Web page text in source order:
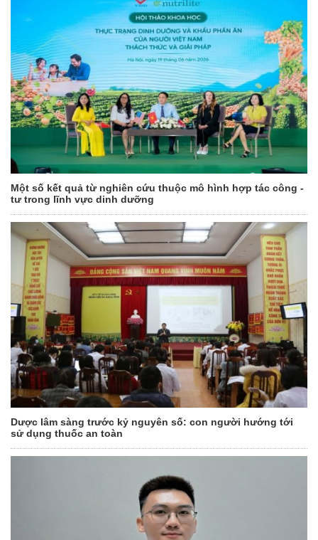
Một số kết quả từ nghiên cứu thuộc mô hình hợp tác công -
tư trong lĩnh vực dinh dưỡng
Dược lâm sàng trước kỷ nguyên số: con người hướng tới
sử dụng thuốc an toàn